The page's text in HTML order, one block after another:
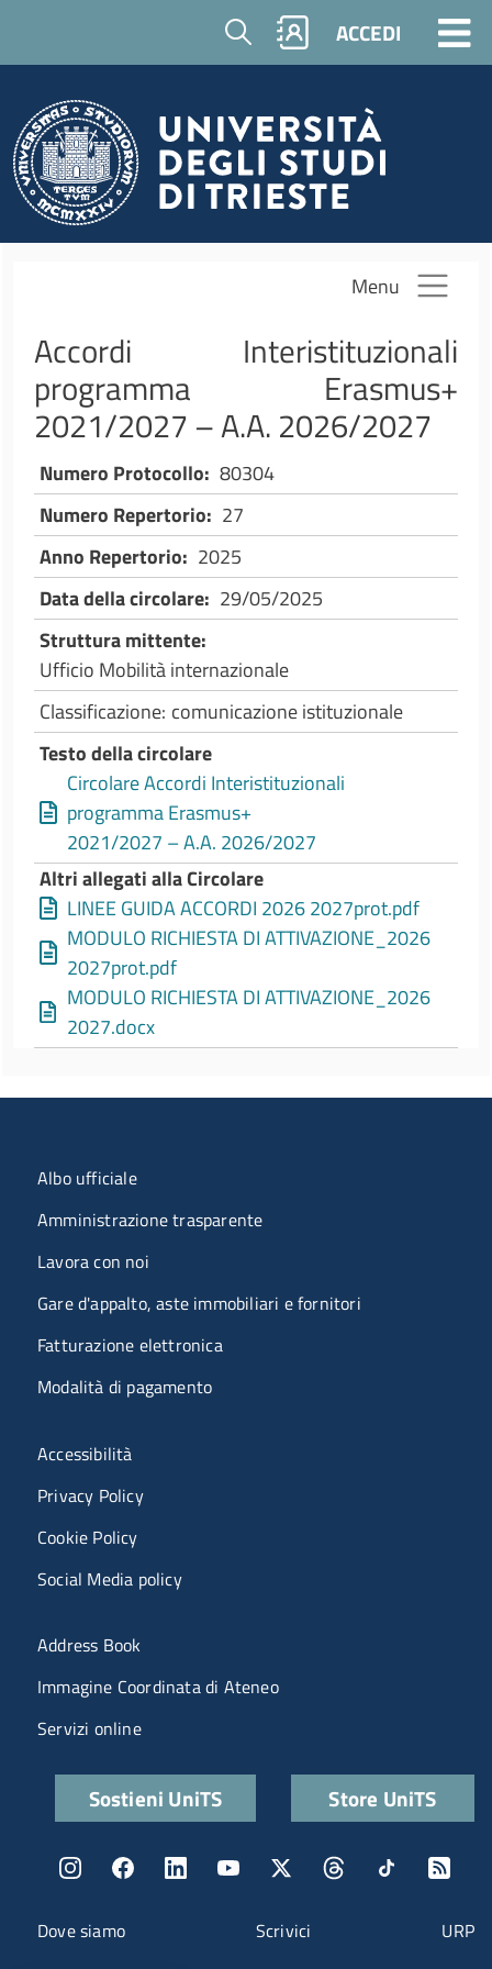
Salta al contenuto principale
Cerca ACCEDI
Menu
Accordi Interistituzionali
programma Erasmus+
2021/2027 – A.A. 2026/2027
Numero Protocollo 80304
Numero Repertorio 27
Anno Repertorio 2025
Data della circolare 29/05/2025
Struttura mittente
Ufficio Mobilità internazionale
Classificazione comunicazione istituzionale
Testo della circolare
Circolare Accordi Interistituzionali
programma Erasmus+
2021/2027 – A.A. 2026/2027
Altri allegati alla Circolare
LINEE GUIDA ACCORDI 2026 2027prot.pdf
MODULO RICHIESTA DI ATTIVAZIONE_2026
2027prot.pdf
MODULO RICHIESTA DI ATTIVAZIONE_2026
2027.docx
Menu contatti
Dove siamo Scrivici URP
Menu organizzazione
Albo ufficiale
Amministrazione trasparente
Lavora con noi
Gare d'appalto, aste immobiliari e fornitori
Fatturazione elettronica
Modalità di pagamento
Menù riferimenti
Accessibilità
Privacy Policy
Cookie Policy
Social Media policy
Menu portale
Address Book
Immagine Coordinata di Ateneo
Servizi online
Quick linksSostieni UniTS Store UniTS
Menu social